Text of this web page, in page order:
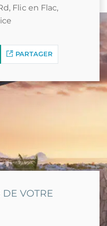
Flic en Flac,
PARTAGER
DE VOTRE